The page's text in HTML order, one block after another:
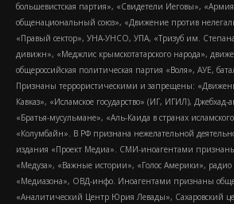
большевистская партия», «Свидетели Иеговы»,
общенациональный союз», «Движение против
«Правый сектор», УНА-УНСО, УПА, «Тризуб им.
дивижн», «Меджлис крымскотатарского народа»,
общероссийская политическая партия «Воля», АУЕ,
Признаны террористическими и запрещены:
Кавказ», «Исламское государство» (ИГ, ИГИЛ),
«Братья-мусульмане», «Аль-Каида в странах
«Колумбайн». В РФ признана нежелательной
издания «Проект Медиа». СМИ-иноагентами
«Медуза», «Важные истории», «Голос Америки», радио
«Медиазона», ОВД-инфо. Иноагентами признаны
«Аналитический Центр Юрия Левады», Сахаровский